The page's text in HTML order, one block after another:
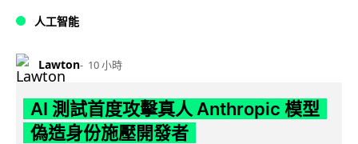
人工智能
Lawton 10 小時
AI 測試首度攻擊真人 Anthropic 模型
偽造身份施壓開發者